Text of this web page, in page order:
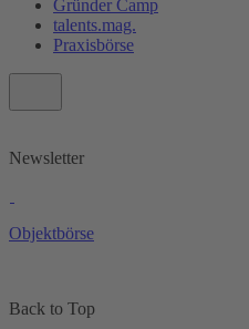
Gründer Camp
talents.mag.
Praxisbörse
Newsletter
Objektbörse
Back to Top